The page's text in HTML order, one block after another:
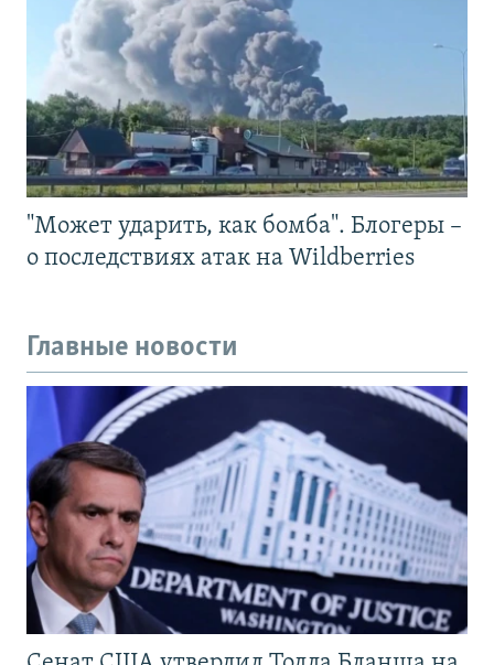
"Может ударить, как бомба". Блогеры –
о последствиях атак на Wildberries
Главные новости